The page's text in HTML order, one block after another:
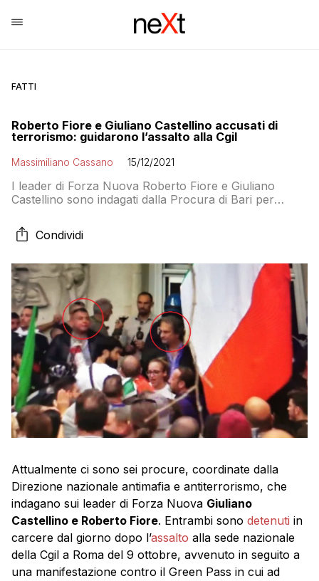
FATTI
Roberto Fiore e Giuliano Castellino accusati di
terrorismo: guidarono l’assalto alla Cgil
Massimiliano Cassano 15/12/2021
I leader di Forza Nuova Roberto Fiore e Giuliano
Castellino sono indagati dalla Procura di Bari per
Per l’assalto alla Cgil la Procura di Roma ha chiesto il
giudizio immediato
Condividi
Attualmente ci sono sei procure, coordinate dalla
Direzione nazionale antimafia e antiterrorismo, che
indagano sui leader di Forza Nuova Giuliano
Castellino e Roberto Fiore. Entrambi sono detenuti in
carcere dal giorno dopo l’assalto alla sede nazionale
della Cgil a Roma del 9 ottobre, avvenuto in seguito a
una manifestazione contro il Green Pass in cui ad